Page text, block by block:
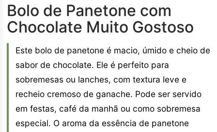
Bolo de Panetone com
Chocolate Muito Gostoso
Este bolo de panetone é macio, úmido e cheio de
sabor de chocolate. Ele é perfeito para
sobremesas ou lanches, com textura leve e
recheio cremoso de ganache. Pode ser servido
em festas, café da manhã ou como sobremesa
especial. O aroma da essência de panetone